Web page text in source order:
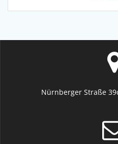
Nürnberger Straße